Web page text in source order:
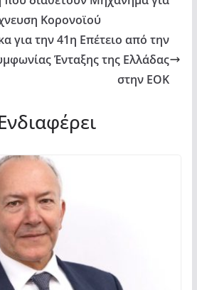
Κορονοϊού
για την 41η Επέτειο από την
Ένταξης της Ελλάδας
στην ΕΟΚ